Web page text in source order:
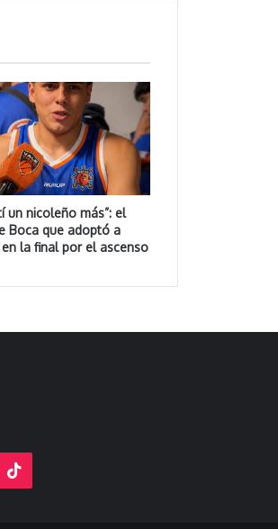
un nicoleño más”: el
Boca que adoptó a
la final por el ascenso